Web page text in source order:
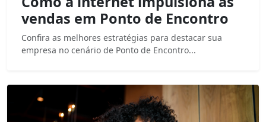
vendas em Ponto de Encontro
Confira as melhores estratégias para destacar sua
empresa no cenário de Ponto de Encontro...